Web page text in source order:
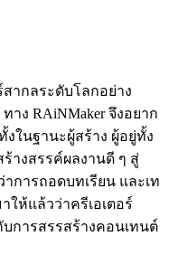
ากลระดับโลกอย่าง
าง RAiNMaker จึงอยาก
ในฐานะผู้สร้าง ผู้อยู่ทั้ง
างสรรค์ผลงานดี ๆ สู่
การถอดบทเรียน และเท
ให้แล้วว่าครีเอเตอร์
การสรรสร้างคอนเทนต์